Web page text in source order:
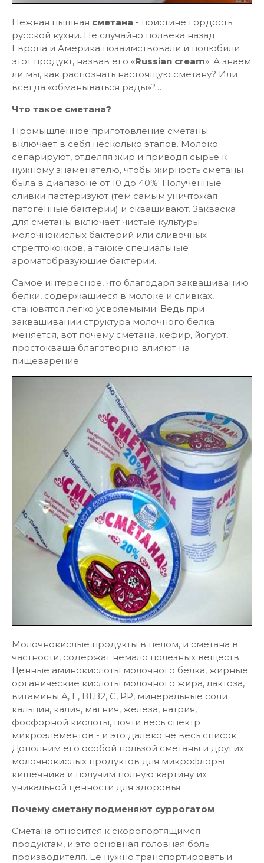
Нежная пышная сметана - поистине гордость
русской кухни. Не случайно полвека назад
Европа и Америка позаимствовали и полюбили
этот продукт, назвав его «Russian cream». А знаем
ли мы, как распознать настоящую сметану? Или
всегда «обманываться рады»?…
Что такое сметана?
Промышленное приготовление сметаны
включает в себя несколько этапов. Молоко
сепарируют, отделяя жир и приводя сырье к
нужному знаменателю, чтобы жирность сметаны
была в диапазоне от 10 до 40%. Полученные
сливки пастеризуют (тем самым уничтожая
патогенные бактерии) и сквашивают. Закваска
для сметаны включает чистые культуры
молочнокислых бактерий или сливочных
стрептококков, а также специальные
ароматобразующие бактерии.
Самое интересное, что благодаря заквашиванию
белки, содержащиеся в молоке и сливках,
становятся легко усвояемыми. Ведь при
заквашивании структура молочного белка
меняется, вот почему сметана, кефир, йогурт,
простокваша благотворно влияют на
пищеварение.
Молочнокислые продукты в целом, и сметана в
частности, содержат немало полезных веществ.
Ценные аминокислоты молочного белка, жирные
органические кислоты молочного жира, лактоза,
витамины А, Е, В1,В2, С, РР, минеральные соли
кальция, калия, магния, железа, натрия,
фосфорной кислоты, почти весь спектр
микроэлементов - и это далеко не весь список.
Дополним его особой пользой сметаны и других
молочнокислых продуктов для микрофлоры
кишечника и получим полную картину их
уникальной ценности для здоровья.
Почему сметану подменяют суррогатом
Сметана относится к скоропортящимся
продуктам, и это основная головная боль
производителя. Ее нужно транспортировать и